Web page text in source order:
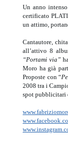
Un anno
certificato
un attimo,
Cantautore,
all’attivo 8
“Portami via”
Moro ha già
Proposte con “
2008 tra i
spot pubblicitari